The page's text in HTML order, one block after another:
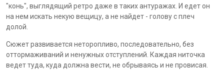
"конь", выглядящий ретро даже в таких антуражах. И едет он
на нем искать некую вещицу, а не найдет - голову с плеч
долой.
Сюжет развивается неторопливо, последовательно, без
оттормаживаний и ненужных отступлений. Каждая ниточка
ведет туда, куда должна вести, не обрываясь и не провисая.